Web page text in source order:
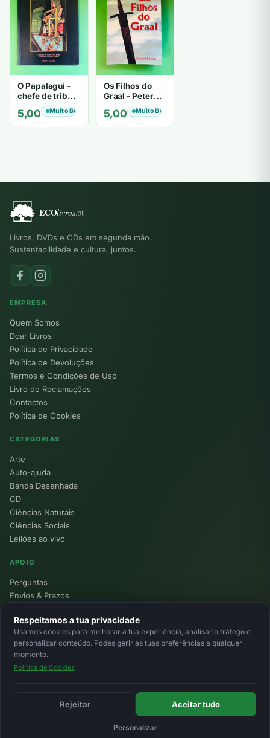
O Papalagui -
chefe de tribo
de tiavéa
5,00€Muito Bom
Os Filhos do
Graal - Peter
Berling
5,00€Muito Bom
Livros, DVDs e CDs em segunda mão.
Sustentabilidade e cultura, juntos.
EMPRESA
Quem Somos
Doar Livros
Política de Privacidade
Política de Devoluções
Termos e Condições de Uso
Livro de Reclamações
Contactos
Política de Cookies
CATEGORIAS
Arte
Auto-ajuda
Banda Desenhada
CD
Ciências Naturais
Ciências Sociais
Leilões ao vivo
APOIO
Perguntas
Envios & Prazos
Devoluções
Minha Conta
© 2026 Ecolivros. Todos os direitos reservados.
Respeitamos a tua privacidade
Usamos cookies para melhorar a tua experiência, analisar o tráfego e
personalizar conteúdo. Podes gerir as tuas preferências a qualquer
momento.
Política de Cookies
Personalizar
Rejeitar Aceitar tudo